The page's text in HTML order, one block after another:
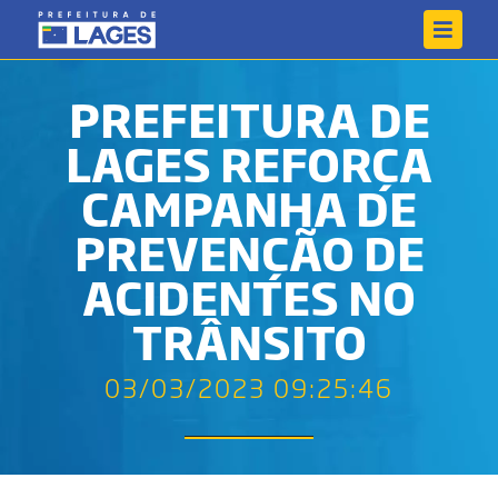
PREFEITURA DE
LAGES REFORÇA
CAMPANHA DE
PREVENÇÃO DE
ACIDENTES NO
TRÂNSITO
03/03/2023 09:25:46